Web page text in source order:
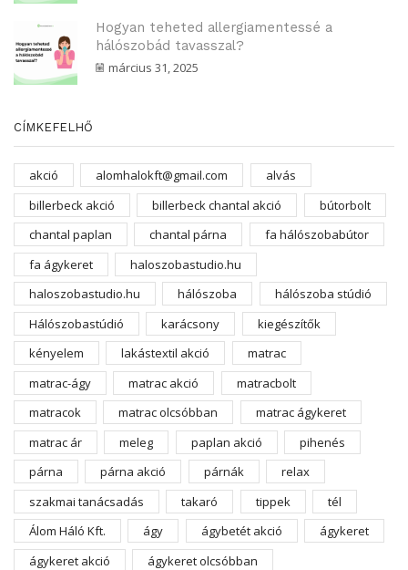
Hogyan teheted allergiamentessé a
hálószobád tavasszal?
március 31, 2025
CÍMKEFELHŐ
akció alomhalokft@gmail.com
alvás
billerbeck akció
billerbeck chantal akció
bútorbolt
chantal paplan
chantal párna
fa hálószobabútor
fa ágykeret
haloszobastudio.hu
haloszobastudio.hu
hálószoba
hálószoba stúdió
Hálószobastúdió
karácsony
kiegészítők
kényelem
lakástextil akció
matrac
matrac-ágy
matrac akció
matracbolt
matracok
matrac olcsóbban
matrac ágykeret
matrac ár
meleg paplan akció
pihenés
párna
párna akció párnák
relax
szakmai tanácsadás
takaró tippek
tél
Álom Háló Kft.
ágy ágybetét akció
ágykeret
ágykeret akció
ágykeret olcsóbban